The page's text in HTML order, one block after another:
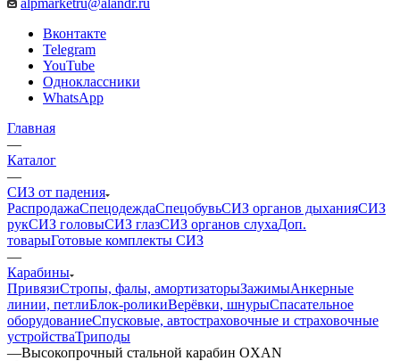
alpmarketru@alandr.ru
Вконтакте
Telegram
YouTube
Одноклассники
WhatsApp
Главная
—
Каталог
—
СИЗ от падения
РаспродажаСпецодеждаСпецобувьСИЗ органов дыханияСИЗ
рукСИЗ головыСИЗ глазСИЗ органов слухаДоп.
товарыГотовые комплекты СИЗ
—
Карабины
ПривязиСтропы, фалы, амортизаторыЗажимыАнкерные
линии, петлиБлок-роликиВерёвки, шнурыСпасательное
оборудованиеСпусковые, автостраховочные и страховочные
устройстваТриподы
—Высокопрочный стальной карабин OXAN